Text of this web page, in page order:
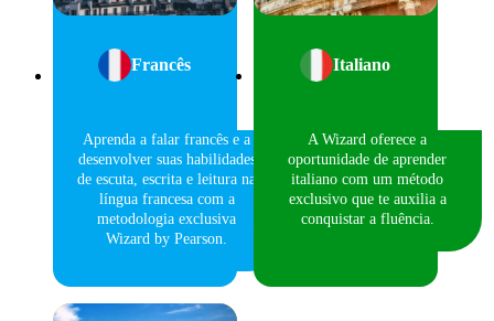
Francês
Aprenda a falar francês e a
desenvolver suas habilidades
de escuta, escrita e leitura na
língua francesa com a
metodologia exclusiva
Wizard by Pearson.
Italiano
A Wizard oferece a
oportunidade de aprender
italiano com um método
exclusivo que te auxilia a
conquistar a fluência.